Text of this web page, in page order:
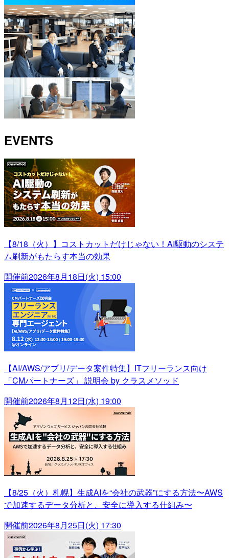
EVENTS
【8/18（火）】コストカットだけじゃない！AI駆動のシステ
ム刷新がもたらす本当の効果
開催前2026年8月18日(火) 15:00
【AI/AWS/アプリ/データ案件特集】ITフリーランス向け
「CMパートナーズ」 説明会 by クラスメソッド
開催前2026年8月12日(水) 19:00
【8/25（火）札幌】生成AIを“会社の武器”にする方法〜AWS
で加速するデータ分析と、安全に導入する仕組み〜
開催前2026年8月25日(火) 17:30